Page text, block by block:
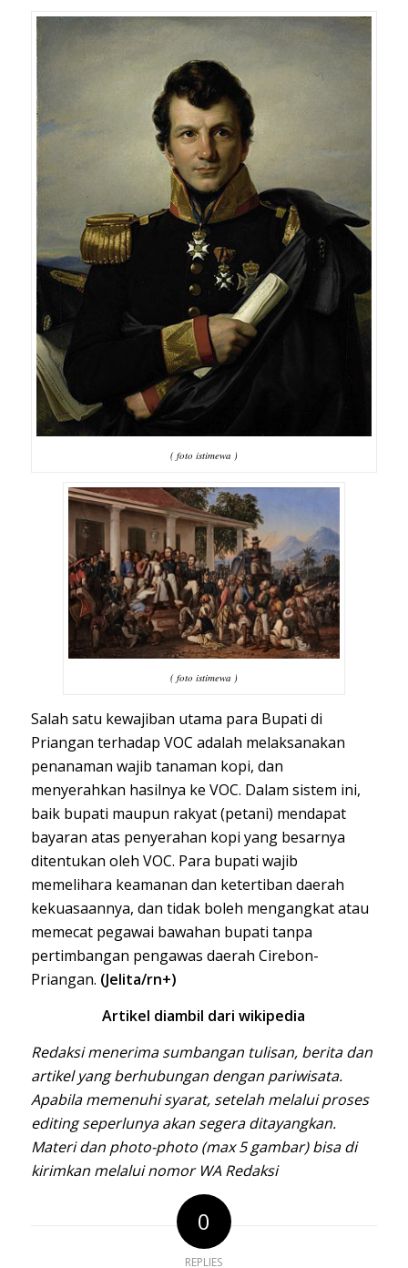
( foto istimewa )
( foto istimewa )
Salah satu kewajiban utama para Bupati di
Priangan terhadap VOC adalah melaksanakan
penanaman wajib tanaman kopi, dan
menyerahkan hasilnya ke VOC. Dalam sistem ini,
baik bupati maupun rakyat (petani) mendapat
bayaran atas penyerahan kopi yang besarnya
ditentukan oleh VOC. Para bupati wajib
memelihara keamanan dan ketertiban daerah
kekuasaannya, dan tidak boleh mengangkat atau
memecat pegawai bawahan bupati tanpa
pertimbangan pengawas daerah Cirebon-
Priangan. (Jelita/rn+)
Artikel diambil dari wikipedia
Redaksi menerima sumbangan tulisan, berita dan
artikel yang berhubungan dengan pariwisata.
Apabila memenuhi syarat, setelah melalui proses
editing seperlunya akan segera ditayangkan.
Materi dan photo-photo (max 5 gambar) bisa di
kirimkan melalui nomor WA Redaksi
0
REPLIES